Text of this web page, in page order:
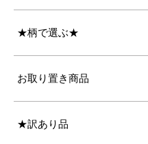
★柄で選ぶ★
お取り置き商品
★訳あり品